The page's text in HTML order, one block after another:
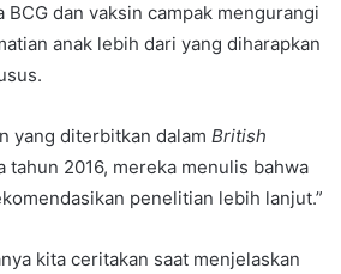
BCG dan vaksin campak mengurangi
anak lebih dari yang diharapkan
yang diterbitkan dalam British
tahun 2016, mereka menulis bahwa
penelitian lebih lanjut.”
kita ceritakan saat menjelaskan